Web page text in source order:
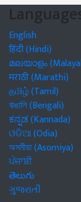
Languages
English
हिंदी (Hindi)
മലയാളം
मराठी (Marathi)
தமிழ் (Tamil)
বাঙালি (Bengali)
ಕನ್ನಡ (Kannada)
ଓଡିଆ (Odia)
অসমীয়া (Asomiya)
ਪੰਜਾਬੀ
తెలుగు
ગુજરાતી